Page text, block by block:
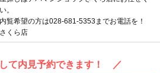
。
希望の方は028-681-5353までお電話を！
くら店
て内見予約できます！ ／